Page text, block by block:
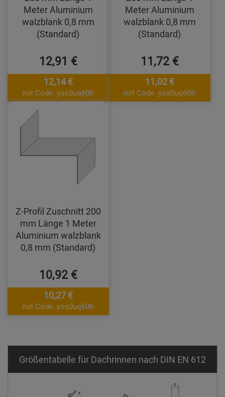
Meter Aluminium
walzblank 0,8 mm
(Standard)
12,91 €
12,14 €
mit Code: yos0uq60fr
Meter Aluminium
walzblank 0,8 mm
(Standard)
11,72 €
11,02 €
mit Code: yos0uq60fr
Z-Profil Zuschnitt 200
mm Länge 1 Meter
Aluminium walzblank
0,8 mm (Standard)
10,92 €
10,27 €
mit Code: yos0uq60fr
Größentabelle für Dachrinnen nach DIN EN 612